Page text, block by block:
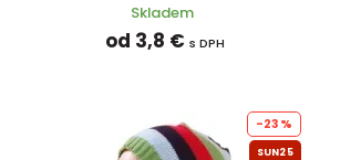
Skladem
od 3,8 € s DPH
-23%
SUN25